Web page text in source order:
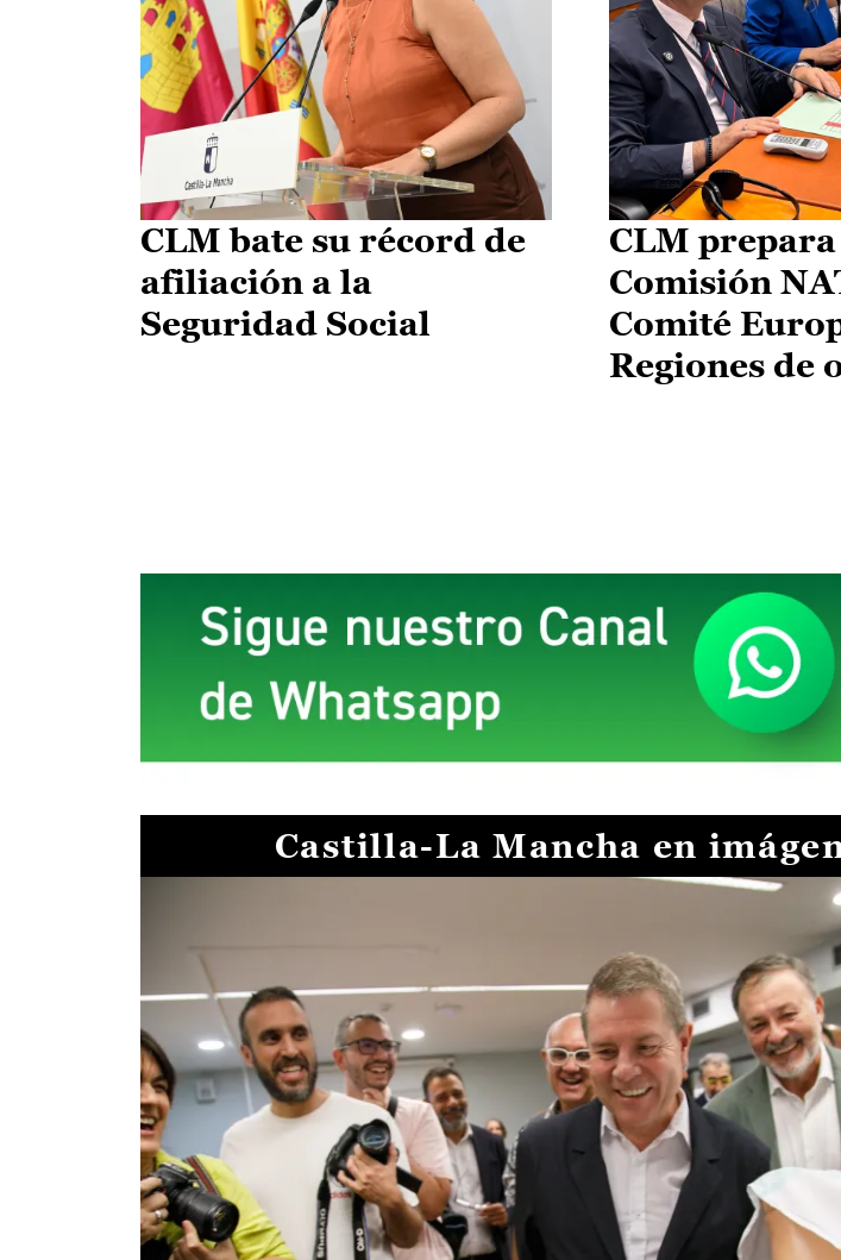
CLM bate su récord de
afiliación a la
Seguridad Social
CLM
Comisión
Comité
Regiones de
Castilla-La Mancha en